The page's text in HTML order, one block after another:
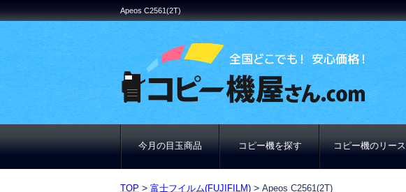
Apeos C2561(2T)
今月の目玉商品 コピー機を探す コピー機のリース
TOP > 富士フイルム(FUJIFILM) > Apeos C2561(2T)